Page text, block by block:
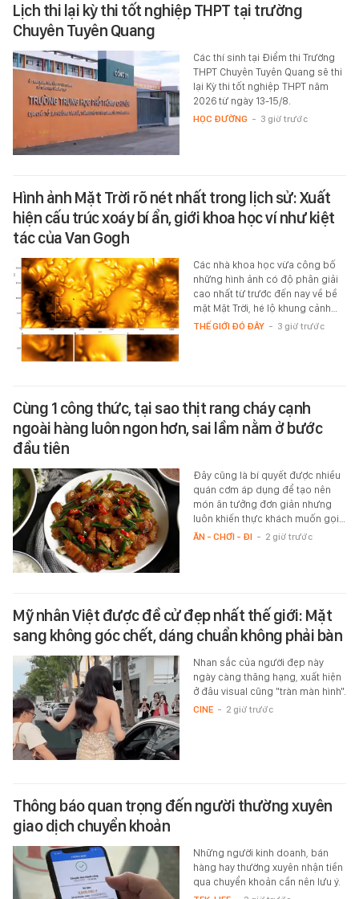
Lịch thi lại kỳ thi tốt nghiệp THPT tại trường
Chuyên Tuyên Quang
Các thí sinh tại Điểm thi Trường
THPT Chuyên Tuyên Quang sẽ thi
lại Kỳ thi tốt nghiệp THPT năm
2026 từ ngày 13-15/8.
HỌC ĐƯỜNG - 3 giờ trước
Hình ảnh Mặt Trời rõ nét nhất trong lịch sử: Xuất
hiện cấu trúc xoáy bí ẩn, giới khoa học ví như kiệt
tác của Van Gogh
Các nhà khoa học vừa công bố
những hình ảnh có độ phân giải
cao nhất từ trước đến nay về bề
mặt Mặt Trời, hé lộ khung cảnh…
THẾ GIỚI ĐÓ ĐÂY - 3 giờ trước
Cùng 1 công thức, tại sao thịt rang cháy cạnh
ngoài hàng luôn ngon hơn, sai lầm nằm ở bước
đầu tiên
Đây cũng là bí quyết được nhiều
quán cơm áp dụng để tạo nên
món ăn tưởng đơn giản nhưng
luôn khiến thực khách muốn gọi…
ĂN - CHƠI - ĐI - 2 giờ trước
Mỹ nhân Việt được đề cử đẹp nhất thế giới: Mặt
sang không góc chết, dáng chuẩn không phải bàn
Nhan sắc của người đẹp này
ngày càng thăng hạng, xuất hiện
ở đâu visual cũng "tràn màn hình".
CINE - 2 giờ trước
Thông báo quan trọng đến người thường xuyên
giao dịch chuyển khoản
Những người kinh doanh, bán
hàng hay thường xuyên nhận tiền
qua chuyển khoản cần nên lưu ý.